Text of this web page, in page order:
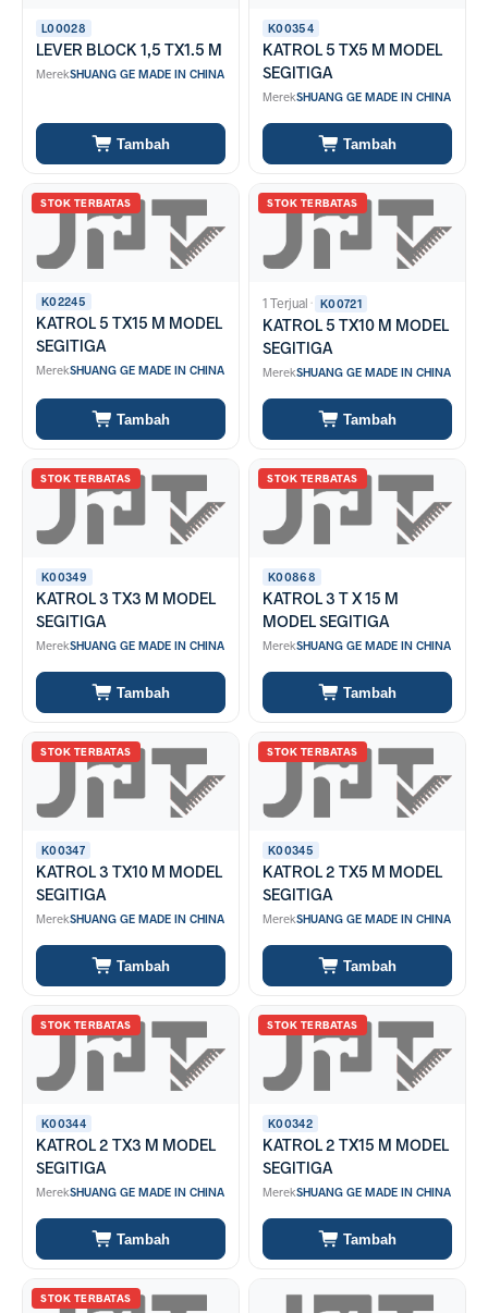
L00028
LEVER BLOCK 1,5 TX1.5 M
MerekSHUANG GE MADE IN CHINA
Tambah
K00354
KATROL 5 TX5 M MODEL
SEGITIGA
MerekSHUANG GE MADE IN CHINA
Tambah
STOK TERBATAS
K02245
KATROL 5 TX15 M MODEL
SEGITIGA
MerekSHUANG GE MADE IN CHINA
Tambah
STOK TERBATAS
1 Terjual· K00721
KATROL 5 TX10 M MODEL
SEGITIGA
MerekSHUANG GE MADE IN CHINA
Tambah
STOK TERBATAS
K00349
KATROL 3 TX3 M MODEL
SEGITIGA
MerekSHUANG GE MADE IN CHINA
Tambah
STOK TERBATAS
K00868
KATROL 3 T X 15 M
MODEL SEGITIGA
MerekSHUANG GE MADE IN CHINA
Tambah
STOK TERBATAS
K00347
KATROL 3 TX10 M MODEL
SEGITIGA
MerekSHUANG GE MADE IN CHINA
Tambah
STOK TERBATAS
K00345
KATROL 2 TX5 M MODEL
SEGITIGA
MerekSHUANG GE MADE IN CHINA
Tambah
STOK TERBATAS
K00344
KATROL 2 TX3 M MODEL
SEGITIGA
MerekSHUANG GE MADE IN CHINA
Tambah
STOK TERBATAS
K00342
KATROL 2 TX15 M MODEL
SEGITIGA
MerekSHUANG GE MADE IN CHINA
Tambah
STOK TERBATAS